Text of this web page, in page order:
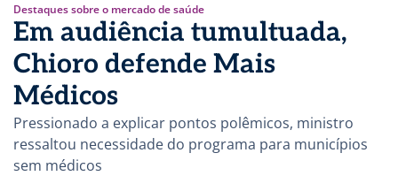
Destaques sobre o mercado de saúde
Em audiência tumultuada,
Chioro defende Mais
Médicos
Pressionado a explicar pontos polêmicos, ministro
ressaltou necessidade do programa para municípios
sem médicos